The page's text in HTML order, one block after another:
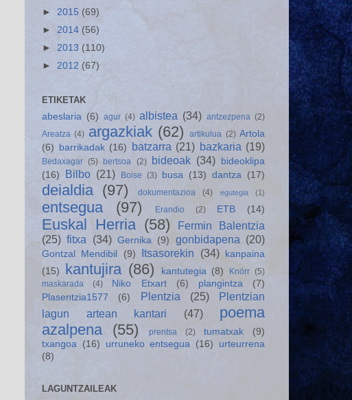
► 2015 (69)
► 2014 (56)
► 2013 (110)
► 2012 (67)
ETIKETAK
abeslaria (6) agur (4) albistea (34) antzezpena (2)
Areatza (4) argazkiak (62) artikulua (2) Artola
(6)
barrikadak (16) batzarra (21) bazkaria (19)
Bedaxagar (5) bertsoa (2) bideoak (34)
bideoklipa
(16)
Bilbo (21) Boise (3) busa (13) dantza (17)
deialdia (97) dokumentazioa (4) egutegia (1)
entsegua (97) Erandio (2) ETB (14)
Euskal Herria (58)
Fermin Balentzia
(25) fitxa (34) Gernika (9) gonbidapena (20)
Gontzal Mendibil (9) Itsasorekin (34)
kanpaina
(15)
kantujira (86) kantutegia (8) Knörr (5)
maskarada
(4) Niko Etxart (6) plangintza
(7)
Plasentzia1577
(6) Plentzia (25)
Plentzian
lagun artean kantari
(47)
poema
azalpena
(55) prentsa (2) tumatxak
(9)
txangoa (16) urruneko entsegua (16)
urteurrena
(8)
LAGUNTZAILEAK